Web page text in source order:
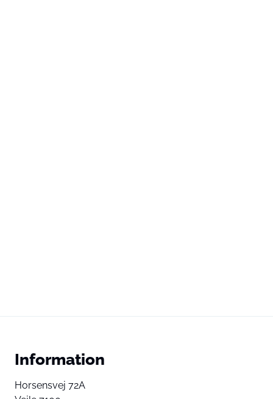
Information
Horsensvej 72A